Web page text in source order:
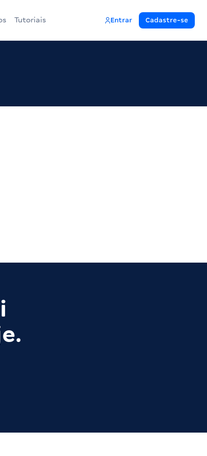
Tutoriais Entrar Cadastre-se